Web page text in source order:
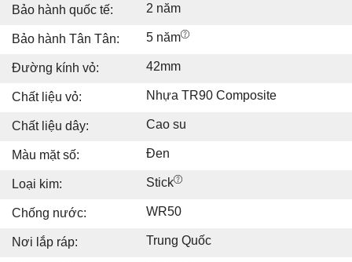
Bảo hành quốc tế: 2 năm
Bảo hành Tân Tân: 5 năm
Đường kính vỏ: 42mm
Chất liệu vỏ: Nhựa TR90 Composite
Chất liệu dây: Cao su
Màu mặt số: Đen
Loại kim: Stick
Chống nước: WR50
Nơi lắp ráp: Trung Quốc